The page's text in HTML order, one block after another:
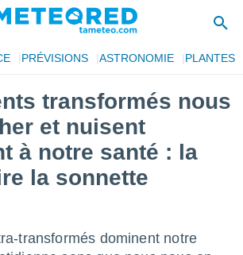
PRÉVISIONS ASTRONOMIE PLANTES
transformés nous
et nuisent
à notre santé : la
la sonnette
transformés dominent notre